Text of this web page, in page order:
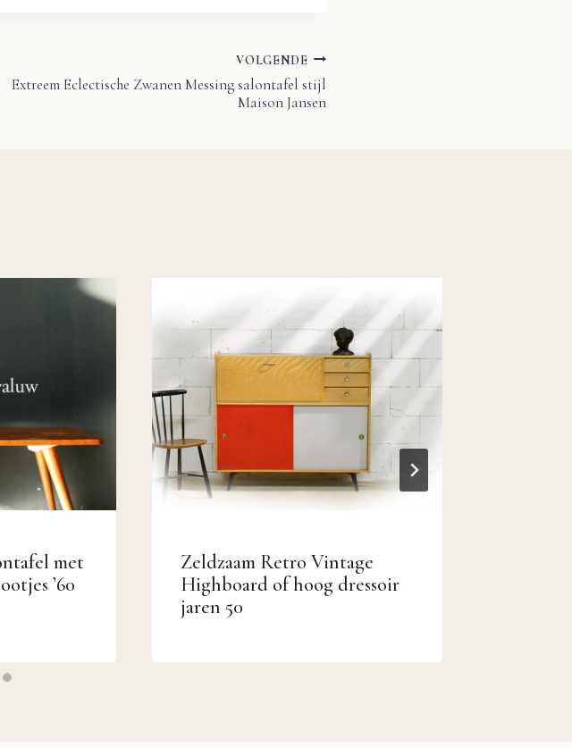
VOLGENDE
Extreem Eclectische Zwanen Messing salontafel stijl
Maison Jansen
met
’60
Zeldzaam Retro Vintage
Highboard of hoog dressoir
jaren 50